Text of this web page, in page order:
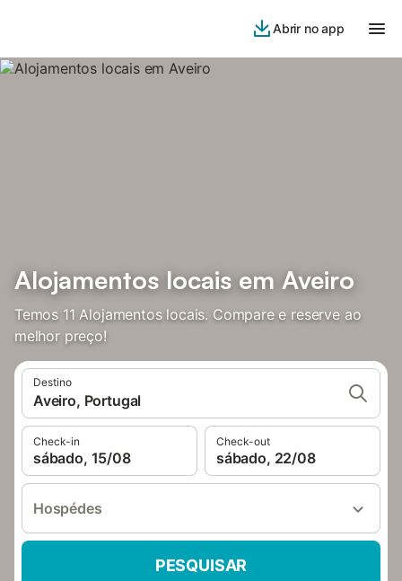
Abrir no app
Alojamentos locais em Aveiro
Temos 11 Alojamentos locais. Compare e reserve ao
melhor preço!
Destino
Aveiro, Portugal
Check-in
sábado, 15/08
Check-out
sábado, 22/08
Hospédes
PESQUISAR